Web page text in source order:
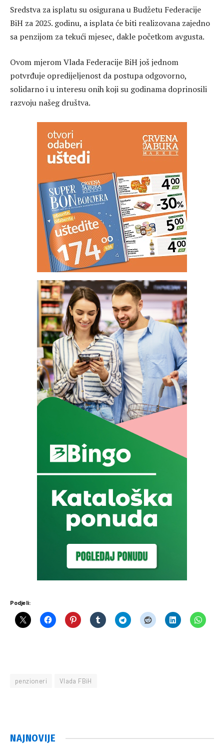
Sredstva za isplatu su osigurana u Budžetu Federacije
BiH za 2025. godinu, a isplata će biti realizovana zajedno
sa penzijom za tekući mjesec, dakle početkom avgusta.
Ovom mjerom Vlada Federacije BiH još jednom
potvrđuje opredijeljenost da postupa odgovorno,
solidarno i u interesu onih koji su godinama doprinosili
razvoju našeg društva.
Podjeli:
penzioneri Vlada FBiH
NAJNOVIJE